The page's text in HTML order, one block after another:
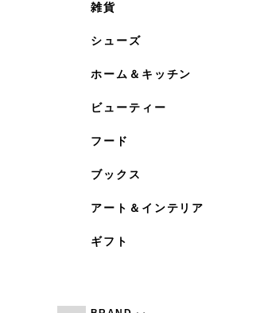
雑貨
シューズ
ホーム＆キッチン
ビューティー
フード
ブックス
アート＆インテリア
ギフト